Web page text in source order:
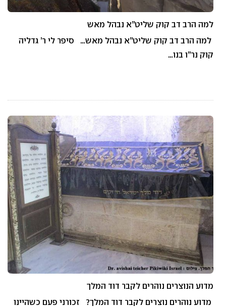
למה הרב דב קוק שליט”א נבהל מאש
למה הרב דב קוק שליט”א נבהל מאש… סיפר לי ר’ גדליה
קוק נר”ו בנו…
מדוע הנוצרים נוהרים לקבר דוד המלך
מדוע נוהרים נוצרים לקבר דוד המלך? זכורני פעם כשהיינו